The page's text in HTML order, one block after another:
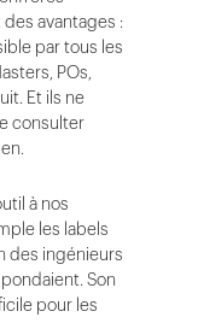
avantages :
par tous les
POs,
Et ils ne
consulter
à nos
les labels
des ingénieurs
Son
pour les